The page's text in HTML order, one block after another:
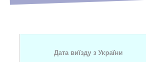
Дата виїзду з України